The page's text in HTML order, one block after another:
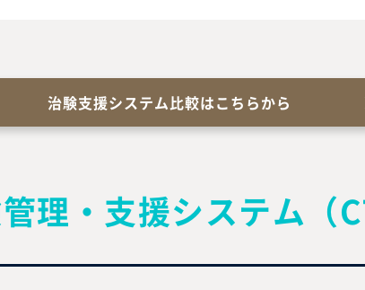
治験支援システム比較はこちらから
理 ・支援システム （